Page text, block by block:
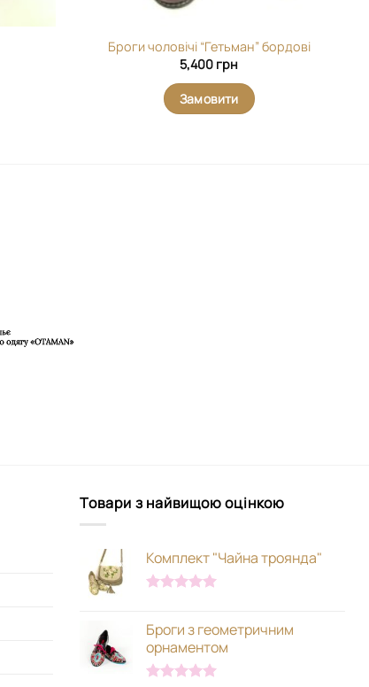
Броги чоловічі “Гетьман” бордові
5,400 грн
Замовити
Товари з найвищою оцінкою
Комплект "Чайна троянда"
Броги з геометричним
орнаментом